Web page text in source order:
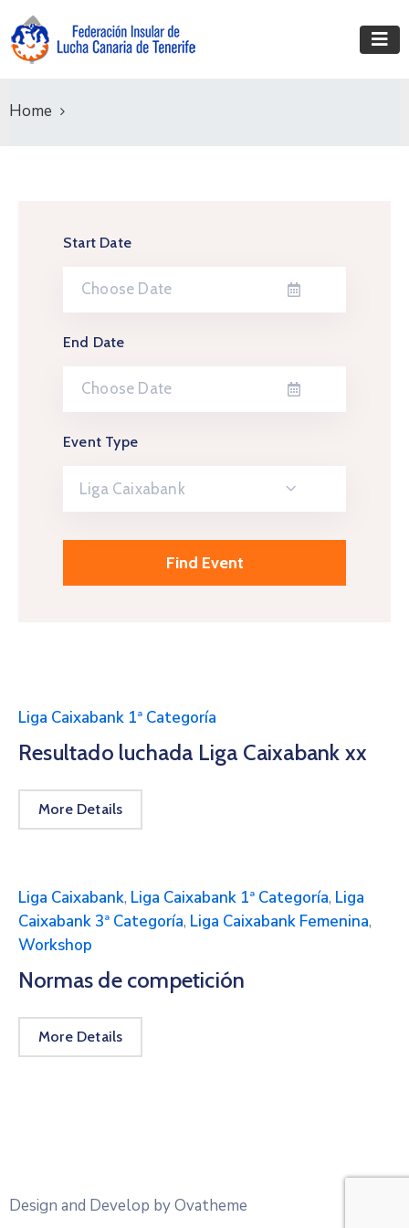
Home
Start Date
End Date
Event Type
Liga Caixabank
Liga Caixabank 1ª Categoría
Resultado luchada Liga Caixabank xx
More Details
Liga Caixabank, Liga Caixabank 1ª Categoría, Liga
Caixabank 3ª Categoría, Liga Caixabank Femenina,
Workshop
Normas de competición
More Details
Design and Develop by Ovatheme